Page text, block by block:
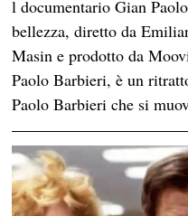
l documentario Gian
bellezza, diretto da
Masin e prodotto da
Paolo Barbieri, è un
Paolo Barbieri che si